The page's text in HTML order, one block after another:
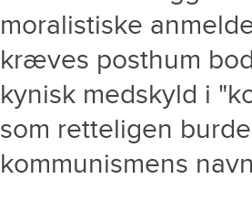
moralistiske
kræves posthum
kynisk medskyld i
som retteligen
kommunismens